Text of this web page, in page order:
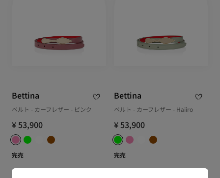
Bettina
ベルト - カーフレザー - ピンク
¥ 53,900
完売
Bettina
ベルト - カーフレザー - Haiiro
¥ 53,900
完売